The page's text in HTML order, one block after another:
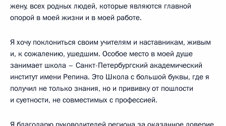
жену, всех родных людей, которые являются главной
опорой в моей жизни и в моей работе.
Я хочу поклониться своим учителям и наставникам, живым
и, к сожалению, ушедшим. Особое место в моей душе
занимает школа – Санкт-Петербургский академический
институт имени Репина. Это Школа с большой буквы, где я
получил не только знания, но и прививку от пошлости
и суетности, не совместимых с профессией.